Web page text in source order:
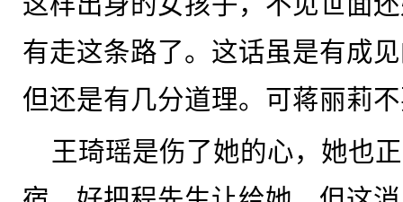
有走这条路了。这话虽是有成
但还是有几分道理。可蒋丽莉
王琦瑶是伤了她的心，她也